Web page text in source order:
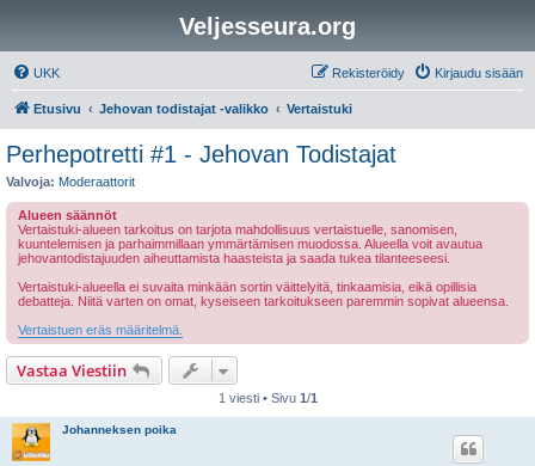
Veljesseura.org
UKK Kirjaudu sisään
Rekisteröidy
Etusivu Jehovan todistajat -valikko Vertaistuki
Perhepotretti #1 - Jehovan Todistajat
Valvoja: Moderaattorit
Alueen säännöt
Vertaistuki-alueen tarkoitus on tarjota mahdollisuus vertaistuelle, sanomisen,
kuuntelemisen ja parhaimmillaan ymmärtämisen muodossa. Alueella voit avautua
jehovantodistajuuden aiheuttamista haasteista ja saada tukea tilanteeseesi.
Vertaistuki-alueella ei suvaita minkään sortin väittelyitä, tinkaamisia, eikä opillisia
debatteja. Niitä varten on omat, kyseiseen tarkoitukseen paremmin sopivat alueensa.
Vertaistuen eräs määritelmä.
Vastaa Viestiin
1 viesti • Sivu 1/1
Johanneksen poika